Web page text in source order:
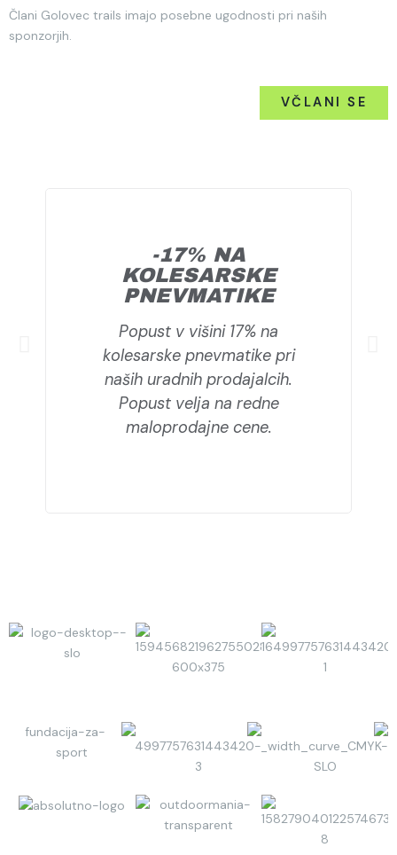
Člani Golovec trails imajo posebne ugodnosti pri naših
sponzorjih.
VČLANI SE
-17% NA
KOLESARSKE
PNEVMATIKE
Popust v višini 17% na
kolesarske pnevmatike pri
naših uradnih prodajalcih.
Popust velja na redne
maloprodajne cene.